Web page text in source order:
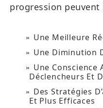
progression peuvent
Une Meilleure
Une Diminution
Une Conscience
Déclencheurs Et
Des Stratégies
Et Plus Efficaces